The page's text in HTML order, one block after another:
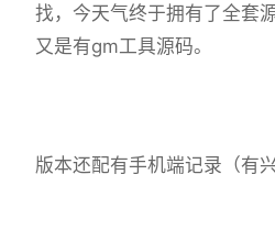
找，今天气终于拥有了全套
又是有gm工具源码。
版本还配有手机端记录（有